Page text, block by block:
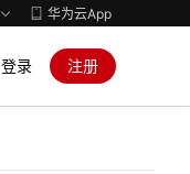
华为云App
登录 注册